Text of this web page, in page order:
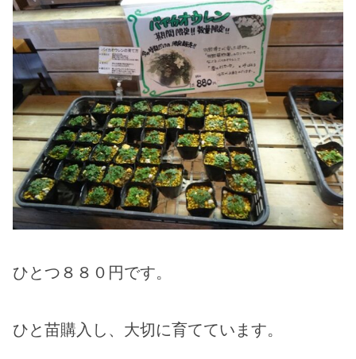
ひとつ８８０円です。
ひと苗購入し、大切に育てています。